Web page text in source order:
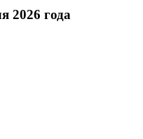
2026 года